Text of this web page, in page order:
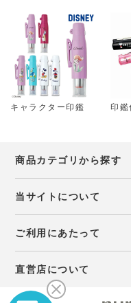
キャラクター印鑑 印鑑
商品カテゴリから探す
当サイトについて
ご利用にあたって
直営店について